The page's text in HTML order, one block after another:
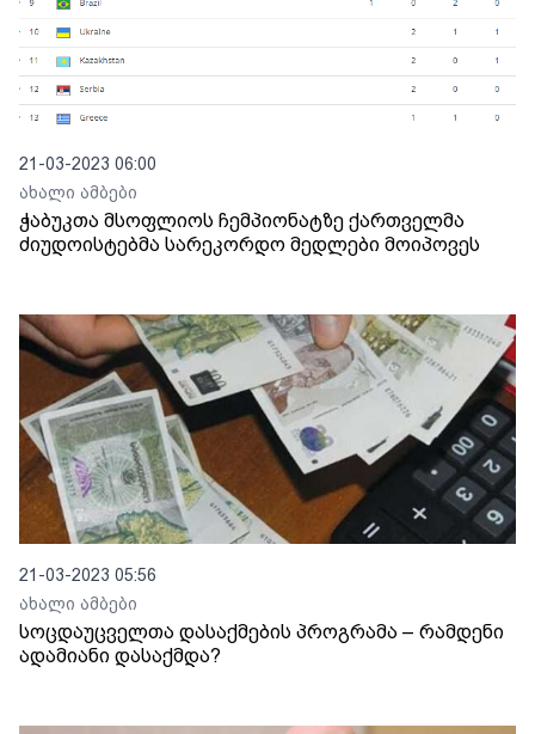
21-03-2023 06:00
ახალი ამბები
ჭაბუკთა მსოფლიოს ჩემპიონატზე ქართველმა
ძიუდოისტებმა სარეკორდო მედლები მოიპოვეს
21-03-2023 05:56
ახალი ამბები
სოცდაუცველთა დასაქმების პროგრამა – რამდენი
ადამიანი დასაქმდა?